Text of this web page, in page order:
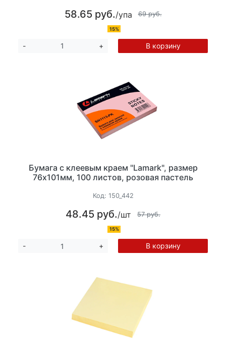
58.65 руб./упа 69 руб.
15%
- + В корзину
Бумага с клеевым краем "Lamark", размер
76х101мм, 100 листов, розовая пастель
Код: 150_442
48.45 руб./шт 57 руб.
15%
- + В корзину